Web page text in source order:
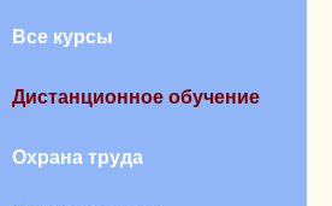
Все курсы
Дистанционное обучение
Охрана труда